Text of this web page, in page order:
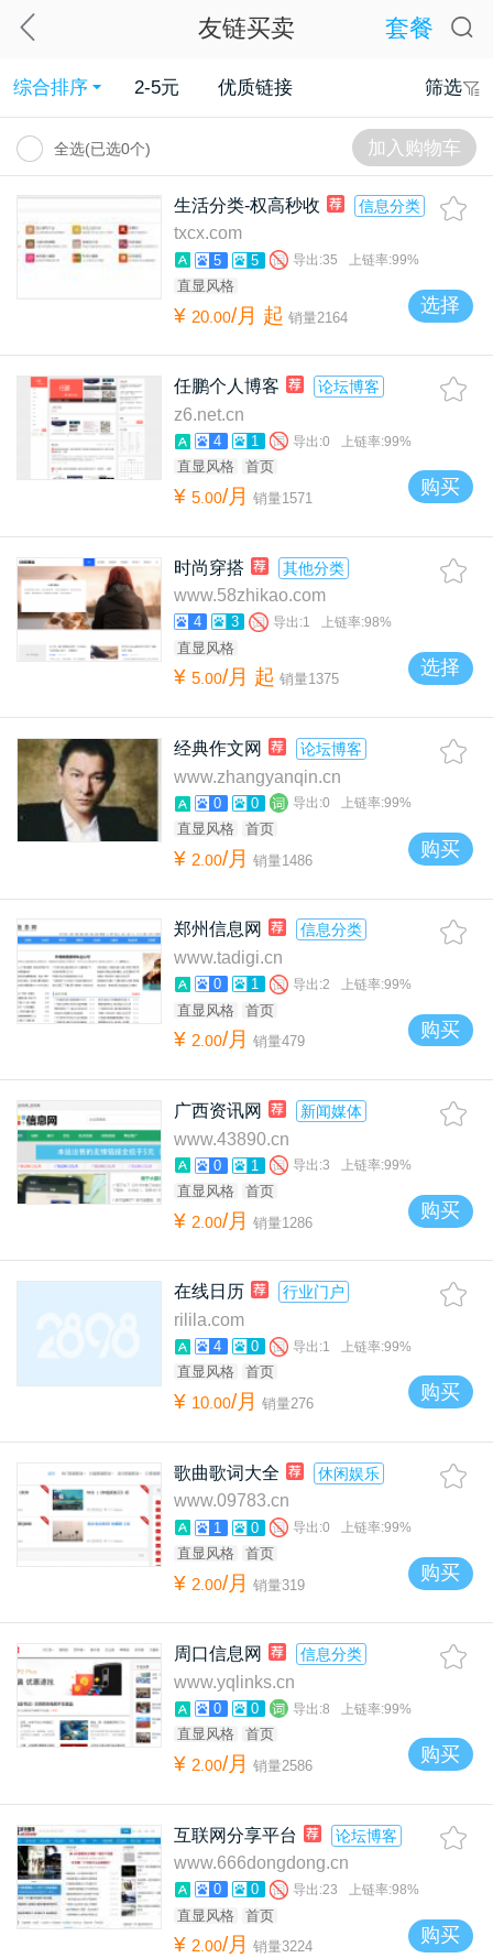
友链买卖 套餐
综合排序 2-5元 优质链接 筛选
全选(已选0个) 加入购物车
生活分类-权高秒收 信息分类
txcx.com
5 5 导出:35 上链率:99%
直显风格
¥ 20 .00/月 起 销量2164
选择
任鹏个人博客 论坛博客
z6.net.cn
4 1 导出:0 上链率:99%
直显风格 首页
¥ 5 .00/月 销量1571
购买
时尚穿搭 其他分类
www.58zhikao.com
4 3 导出:1 上链率:98%
直显风格
¥ 5.00/月 起 销量1375
选择
经典作文网 论坛博客
www.zhangyanqin.cn
0 0 导出:0 上链率:99%
直显风格 首页
¥ 2 .00/月 销量1486
购买
郑州信息网 信息分类
www.tadigi.cn
0 1 导出:2 上链率:99%
直显风格 首页
¥ 2.00/月 销量479
购买
广西资讯网 新闻媒体
www.43890.cn
0 1 导出:3 上链率:99%
直显风格 首页
¥ 2 .00/月 销量1286
购买
在线日历 行业门户
rilila.com
4 0 导出:1 上链率:99%
直显风格 首页
¥ 10 .00/月 销量276
购买
歌曲歌词大全 休闲娱乐
www.09783.cn
1 0 导出:0 上链率:99%
直显风格 首页
¥ 2 .00/月 销量319
购买
周口信息网 信息分类
www.yqlinks.cn
0 0 导出:8 上链率:99%
直显风格 首页
¥ 2 .00/月 销量2586
购买
互联网分享平台 论坛博客
www.666dongdong.cn
0 0 导出:23 上链率:98%
直显风格 首页
¥ 2.00/月 销量3224
购买